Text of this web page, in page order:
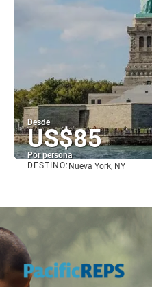
Desde
US$85
Por persona
DESTINO: Nueva York, NY